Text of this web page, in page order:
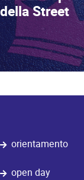
Street
orientamento
open day